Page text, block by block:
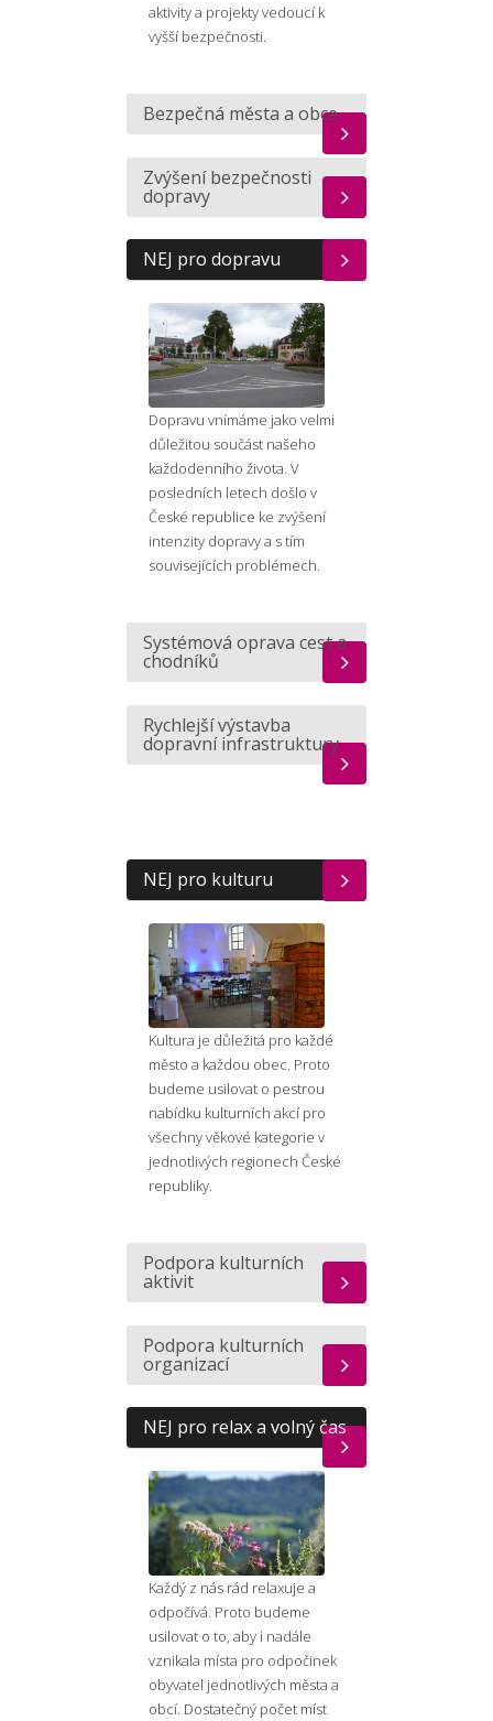
aktivity a projekty vedoucí k
vyšší bezpečnosti.
Bezpečná města a obce
Zvýšení bezpečnosti
dopravy
NEJ pro dopravu
Dopravu vnímáme jako velmi
důležitou součást našeho
každodenního života. V
posledních letech došlo v
České republice ke zvýšení
intenzity dopravy a s tím
souvisejících problémech.
Systémová oprava cest a
chodníků
Rychlejší výstavba
dopravní infrastruktury
NEJ pro kulturu
Kultura je důležitá pro každé
město a každou obec. Proto
budeme usilovat o pestrou
nabídku kulturních akcí pro
všechny věkové kategorie v
jednotlivých regionech České
republiky.
Podpora kulturních
aktivit
Podpora kulturních
organizací
NEJ pro relax a volný čas
Každý z nás rád relaxuje a
odpočívá. Proto budeme
usilovat o to, aby i nadále
vznikala místa pro odpočinek
obyvatel jednotlivých města a
obcí. Dostatečný počet míst